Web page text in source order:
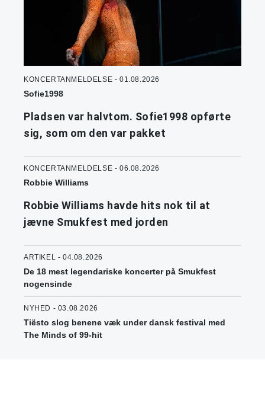
KONCERTANMELDELSE - 01.08.2026
Sofie1998
Pladsen var halvtom. Sofie1998 opførte
sig, som om den var pakket
KONCERTANMELDELSE - 06.08.2026
Robbie Williams
Robbie Williams havde hits nok til at
jævne Smukfest med jorden
ARTIKEL - 04.08.2026
De 18 mest legendariske koncerter på Smukfest
nogensinde
NYHED - 03.08.2026
Tiësto slog benene væk under dansk festival med
The Minds of 99-hit